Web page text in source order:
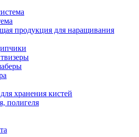
продукция для наращивания
хранения кистей
полигеля